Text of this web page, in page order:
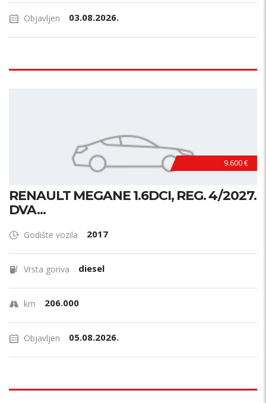
Objavljen 03.08.2026.
9.600 €
RENAULT MEGANE 1.6DCI, REG. 4/2027.
DVA...
Godište vozila 2017
Vrsta goriva diesel
km 206.000
Objavljen 05.08.2026.